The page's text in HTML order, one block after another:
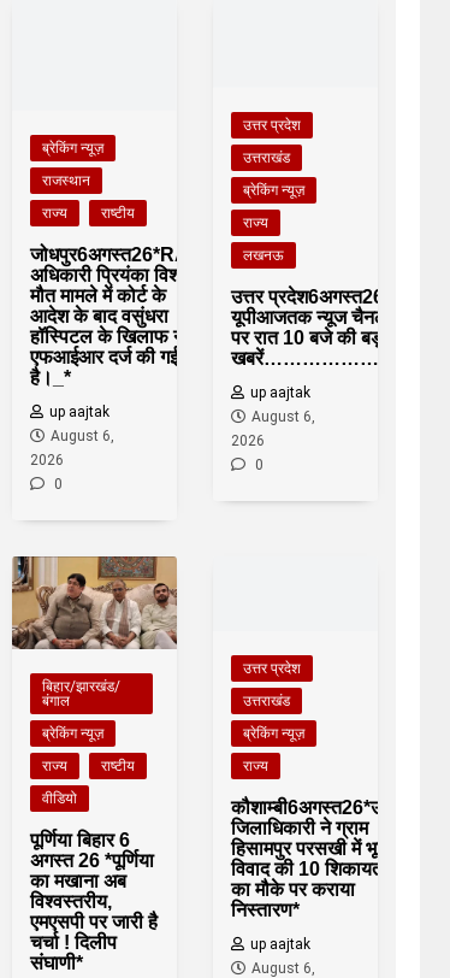
ब्रेकिंग न्यूज़
राजस्थान
राज्य
राष्टीय
जोधपुर6अगस्त26*RAS
अधिकारी प्रियंका विश्नोई
मौत मामले में कोर्ट के
आदेश के बाद वसुंधरा
हॉस्पिटल के खिलाफ नई
एफआईआर दर्ज की गई
है।_*
up aajtak
August 6,
2026
0
उत्तर प्रदेश
उत्तराखंड
ब्रेकिंग न्यूज़
राज्य
लखनऊ
उत्तर प्रदेश6अगस्त26*
यूपीआजतक न्यूज चैनल
पर रात 10 बजे की बड़ी
खबरें……………….*
up aajtak
August 6,
2026
0
बिहार/झारखंड/
बंगाल
ब्रेकिंग न्यूज़
राज्य
राष्टीय
वीडियो
पूर्णिया बिहार 6
अगस्त 26 *पूर्णिया
का मखाना अब
विश्वस्तरीय,
एमएसपी पर जारी है
चर्चा ! दिलीप
संघाणी*
उत्तर प्रदेश
उत्तराखंड
ब्रेकिंग न्यूज़
राज्य
कौशाम्बी6अगस्त26*उप
जिलाधिकारी ने ग्राम
हिसामपुर परसखी में भूमि
विवाद की 10 शिकायतों
का मौके पर कराया
निस्तारण*
up aajtak
August 6,